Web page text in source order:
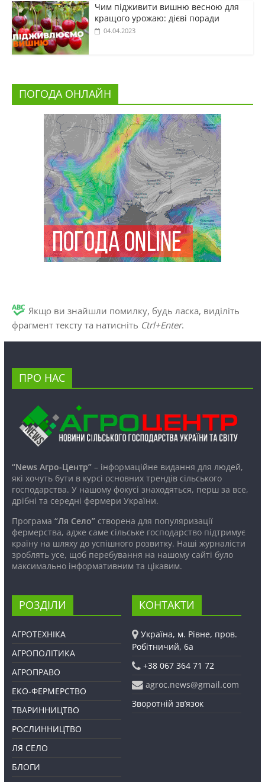
Чим підживити вишню весною для
кращого урожаю: дієві поради
04.04.2023
ПОГОДА ОНЛАЙН
Якщо ви знайшли помилку, будь ласка, виділіть
фрагмент тексту та натисніть Ctrl+Enter.
ПРО НАС
“News Агро-Центр”– інформаційне видання для людей,
які хочуть бути в курсі основних трендів сільського
господарства. У нашому фокусі знаходяться, перш за все,
дрібні та середні фермери України.
Програма “Ля Село”створена для популяризації
фермерства, адже саме сільське господарство підтримує
країну на шляху до успішного розвитку. Наші журналісти
зроблять усе, щоб перебування на нашому сайті було
максимально інформативним та цікавим.
РОЗДІЛИ
АГРОТЕХНІКА
АГРОПОЛІТИКА
АГРОПРАВО
ЕКО-ФЕРМЕРСТВО
ТВАРИННИЦТВО
РОСЛИННИЦТВО
ЛЯ СЕЛО
БЛОГИ
КОНТАКТИ
Україна, м. Рівне, пров.
Робітничий, 6а
+38 067 364 71 72
agroc.news@gmail.com
Зворотній зв’язок